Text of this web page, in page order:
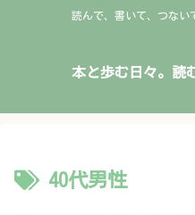
読んで、書いて、つない
本と歩む日々。読
40代男性